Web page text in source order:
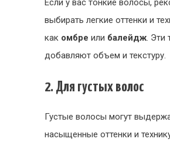
Если у вас тонкие волосы,
выбирать легкие оттенки и
как омбре или балейдж. Эти
добавляют объем и текстуру.
2. Для густых волос
Густые волосы могут
насыщенные оттенки и